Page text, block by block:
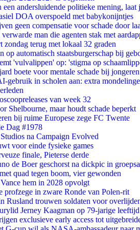
een andersluidende politieke mening,
DOA overspoeld met babykonijntjes
geen compensatie voor schade door
man die agenten stak met
zondag terug met lokaal 32 graden
op automatisch staatsburgerschap bij
'vulvalippen' op: 'stigma op
boete voor mentale schade bij jongeren
gebruik in scholen aan: extra
van week 32
Shelbourne, maar houdt schade beperkt
bij ruime Europese zege FC Twente
Dag #1978
na Campaign Evolved
voor einde fysieke games
finale, Pieterse derde
de Boer geschorst na dickpic in
quad tegen boom, vier gewonden
hem in 2028 opvolgt
profzege in zware Ronde van Polen-rit
Rusland trouwen soldaten voor
Jerney Kaagman op 79-jarige
exclusieve early access tot